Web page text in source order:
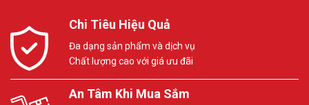
Chi Tiêu Hiệu Quả
Đa dạng sản phẩm và dịch vụ
Chất lượng cao với giá ưu đãi
An Tâm Khi Mua Sắm